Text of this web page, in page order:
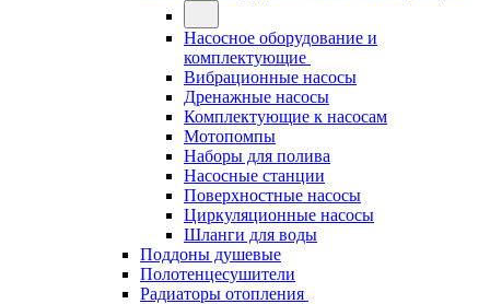
Насосное оборудование и
комплектующие
Вибрационные насосы
Дренажные насосы
Комплектующие к насосам
Мотопомпы
Наборы для полива
Насосные станции
Поверхностные насосы
Циркуляционные насосы
Шланги для воды
Поддоны душевые
Полотенцесушители
Радиаторы отопления